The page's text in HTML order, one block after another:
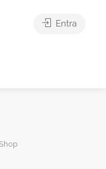
Entra